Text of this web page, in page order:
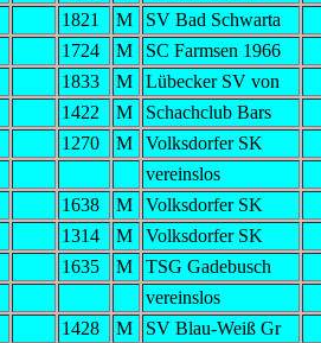
1821 M
SV Bad Schwarta
1724 M
SC Farmsen 1966
1833 M
Lübecker SV von
1422 M
Schachclub Bars
1270 M
Volksdorfer SK
vereinslos
1638 M
Volksdorfer SK
1314 M
Volksdorfer SK
1635 M
TSG Gadebusch
vereinslos
1428 M
SV Blau-Weiß Gr